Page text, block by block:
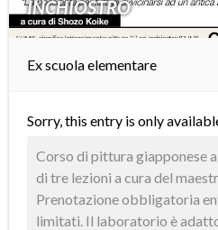
INCHIOSTRO
Ex scuola elementare
Sorry, this entry is only
Corso di pittura giapponese
di tre lezioni a cura del
Prenotazione obbligatoria
limitati. Il laboratorio è